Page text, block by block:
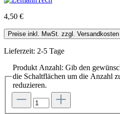
4,50 €
Preise inkl. MwSt. zzgl. Versandkosten
Lieferzeit: 2-5 Tage
Produkt Anzahl: Gib den
die Schaltflächen um die Anzahl
reduzieren.